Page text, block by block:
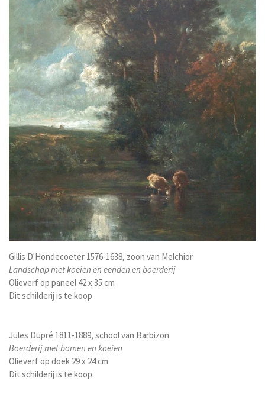
Gillis D'Hondecoeter 1576-1638, zoon van Melchior
Landschap met koeien en eenden en boerderij
Olieverf op paneel 42 x 35 cm
Dit schilderij is te koop
Jules Dupré 1811-1889, school van Barbizon
Boerderij met bomen en koeien
Olieverf op doek 29 x 24 cm
Dit schilderij is te koop